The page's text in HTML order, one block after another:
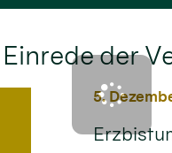
der
5.